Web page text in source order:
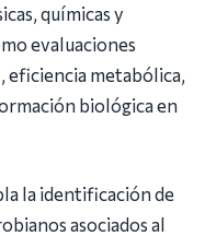
químicas y
evaluaciones
eficiencia metabólica,
biológica en
la identificación de
asociados al